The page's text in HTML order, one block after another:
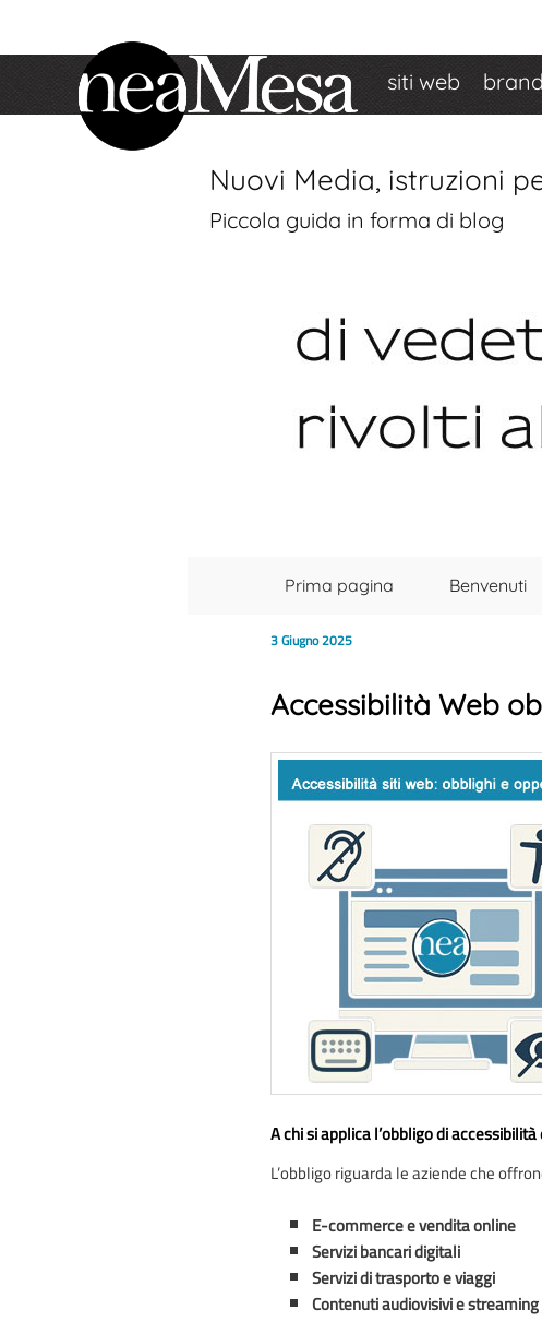
siti web
Nuovi Media, istruzioni
Piccola guida in forma di blog
Vai al contenuto principale
Vai al contenuto secondario
Prima pagina Benvenuti
Accessibilità Web
3 Giugno 2025
A chi si applica l’obbligo di
L’obbligo riguarda le aziende che
E-commerce e vendita online
Servizi bancari digitali
Servizi di trasporto e viaggi
Contenuti audiovisivi e streaming